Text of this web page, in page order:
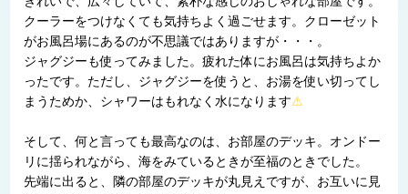
クーラーをつけなくても気持ちよく過ごせます。クローゼット
がお風呂場にあるのが不思議ではありますが・・・。
ジャグジーも使ってみました。疲れた体にお風呂は気持ちよか
ったです。ただし、ジャグジーを使うと、お湯を使い切ってし
まうためか、シャワーはもれなく水になります⚠
そして、何と言っても最高なのは、お部屋のデッキ。オンドー
リに揺られながら、海をみているときが至福のときでした。
先端に出ると、隣の部屋のデッキが丸見えですが、お互いに見